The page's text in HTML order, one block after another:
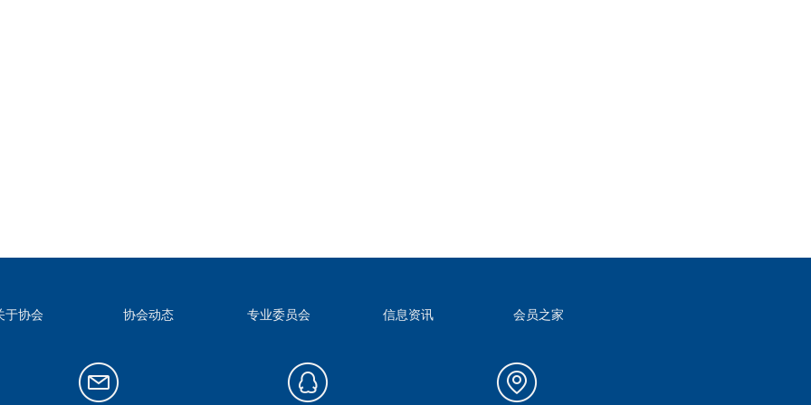
于协会 协会动态 专业委员会 信息资讯 会员之家